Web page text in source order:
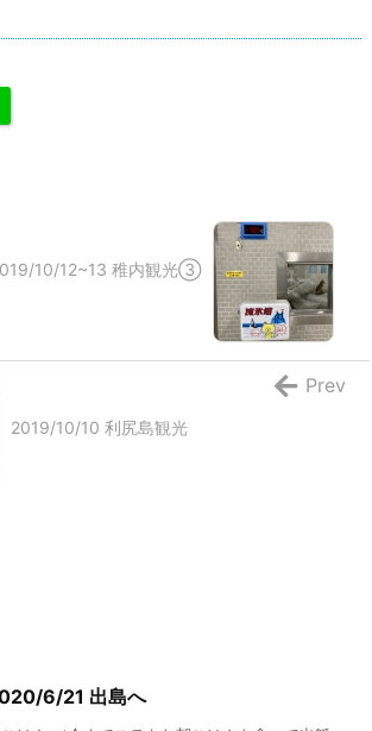
10/12~13 稚内観光③
2019/10/10 利尻島観光
Prev
6/21 出島へ